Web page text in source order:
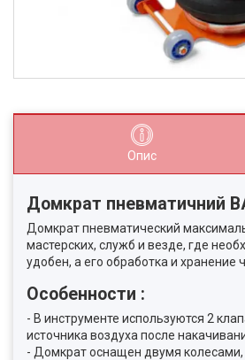
Опис
Домкрат пневматичний
Домкрат пневматический
мастерских, служб и везде, где
удобен, а его обработка и хранение
Особенности :
- В инструменте используются 2
источника воздуха после
- Домкрат оснащен двумя колесами,